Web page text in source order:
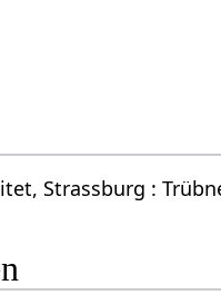
Strassburg :